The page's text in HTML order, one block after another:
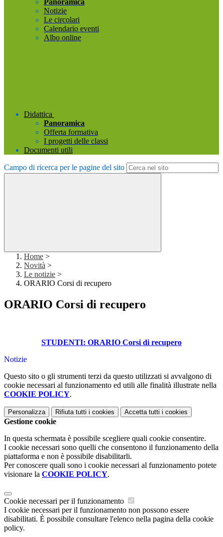
Panoramica
Notizie
Le circolari
Calendario eventi
Albo online
Didattica
Panoramica
Offerta formativa
I progetti delle classi
Documenti utili
Campo di ricerca per le pagine del sito
Home >
Novità >
Le notizie >
ORARIO Corsi di recupero
ORARIO Corsi di recupero
STUDENTI: ORARIO Corsi di recupero
Notizie
Questo sito o gli strumenti terzi da questo utilizzati si avvalgono di
cookie necessari al funzionamento ed utili alle finalità illustrate nella
COOKIE POLICY.
Personalizza Rifiuta tutti i cookies Accetta tutti i cookies
Gestione cookie
In questa schermata è possibile scegliere quali cookie consentire.
I cookie necessari sono quelli che consentono il funzionamento della
piattaforma e non è possibile disabilitarli.
Per conoscere quali sono i cookie necessari al funzionamento potete
visionare la COOKIE POLICY.
Cookie necessari per il funzionamento
I cookie necessari per il funzionamento non possono essere
disabilitati. È possibile consultare l'elenco nella pagina della cookie
policy.